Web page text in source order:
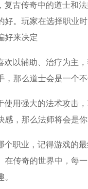
复古传奇中的道士和
好。玩家在选择职业
好来决定
欢以辅助、治疗为主
，那么道士会是一个不
使用强大的法术攻击
感，那么法师将会是你
个职业，记得游戏的
在传奇的世界中，每